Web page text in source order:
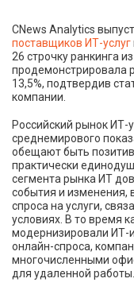
CNews Analytics
поставщиков ИТ-услуг
26 строчку ранкинга
продемонстрировала
13,5%, подтвердив
компании.
Российский рынок ИТ-
среднемирового
обещают быть
практически
сегмента рынка ИТ
события и изменения,
спроса на услуги,
условиях. В то время
модернизировали ИТ-
онлайн-спроса,
многочисленными
для удаленной работы.